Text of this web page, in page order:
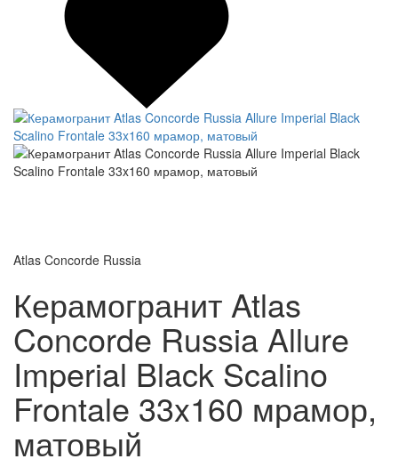
Atlas Concorde Russia
Керамогранит Atlas
Concorde Russia Allure
Imperial Black Scalino
Frontale 33x160 мрамор,
матовый